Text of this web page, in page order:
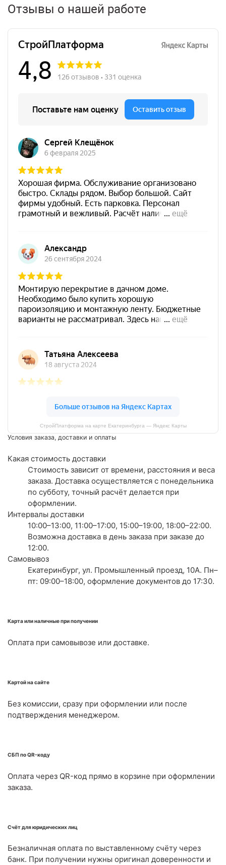
Отзывы о нашей работе
СтройПлатформа на карте Екатеринбурга — Яндекс Карты
Условия заказа, доставки и оплаты
Какая стоимость доставки
Стоимость зависит от времени, расстояния и веса
заказа. Доставка осуществляется с понедельника
по субботу, точный расчёт делается при
оформлении.
Интервалы доставки
10:00–13:00, 11:00–17:00, 15:00–19:00, 18:00–22:00.
Возможна доставка в день заказа при заказе до
12:00.
Самовывоз
Екатеринбург, ул. Промышленный проезд, 10А. Пн–
пт: 09:00–18:00, оформление документов до 17:30.
Карта или наличные при получении
Оплата при самовывозе или доставке.
Картой на сайте
Без комиссии, сразу при оформлении или после
подтверждения менеджером.
СБП по QR-коду
Оплата через QR-код прямо в корзине при оформлении
заказа.
Счёт для юридических лиц
Безналичная оплата по выставленному счёту через
банк. При получении нужны оригинал доверенности и